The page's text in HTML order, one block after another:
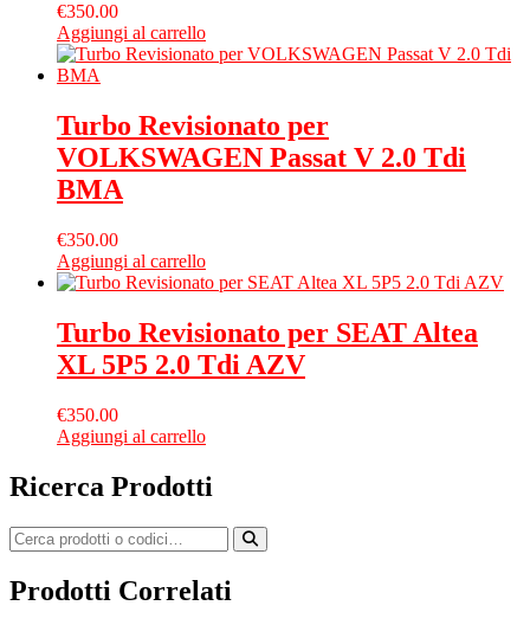
€350.00
Aggiungi al carrello
Turbo Revisionato per
VOLKSWAGEN Passat V 2.0 Tdi
BMA
€350.00
Aggiungi al carrello
Turbo Revisionato per SEAT Altea
XL 5P5 2.0 Tdi AZV
€350.00
Aggiungi al carrello
Ricerca Prodotti
Prodotti Correlati